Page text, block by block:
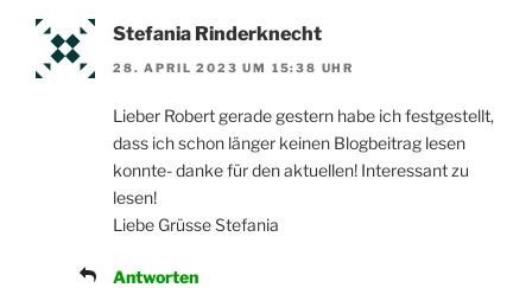
Stefania Rinderknecht
28. APRIL 2023 UM 15:38 UHR
Lieber Robert gerade gestern habe ich festgestellt,
dass ich schon länger keinen Blogbeitrag lesen
konnte- danke für den aktuellen! Interessant zu
lesen!
Liebe Grüsse Stefania
Antworten